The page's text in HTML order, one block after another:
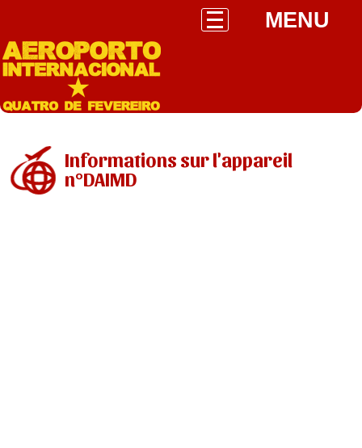
MENU
Informations sur l'appareil
n°DAIMD